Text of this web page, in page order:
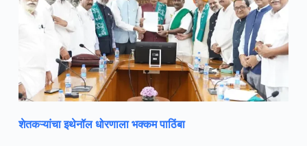
शेतकऱ्यांचा इथेनॉल धोरणाला भक्कम पाठिंबा